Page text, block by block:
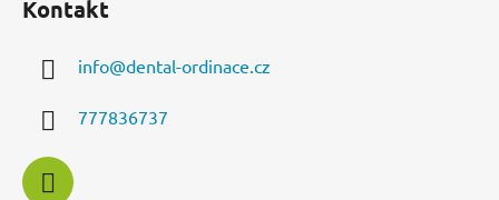
Kontakt
info@dental-ordinace.cz
777836737